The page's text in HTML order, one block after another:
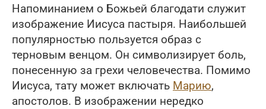
Напоминанием о Божьей благодати служит
изображение Иисуса пастыря. Наибольшей
популярностью пользуется образ с
терновым венцом. Он символизирует боль,
понесенную за грехи человечества. Помимо
Иисуса, тату может включать Марию,
апостолов. В изображении нередко